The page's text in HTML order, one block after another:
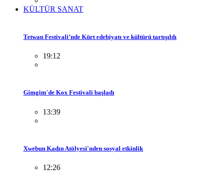
KÜLTÜR SANAT
Tetwan Festivali’nde Kürt edebiyatı ve kültürü tartışıldı
19:12
Gimgim'de Kox Festivali başladı
13:39
Xwebun Kadın Atölyesi'nden sosyal etkinlik
12:26